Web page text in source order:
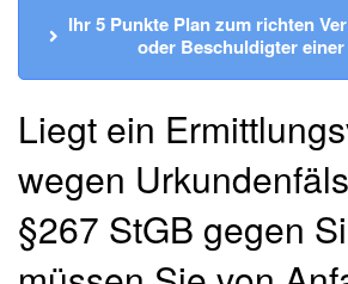
Ihr 5 Punkte Plan zum richten
oder Beschuldigter
Liegt ein
wegen
§267 StGB gegen